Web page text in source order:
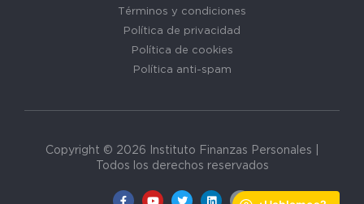
Términos y condiciones
Política de privacidad
Política de cookies
Política anti-spam
Copyright © 2026 Instituto Finanzas Personales |
Todos los derechos reservados